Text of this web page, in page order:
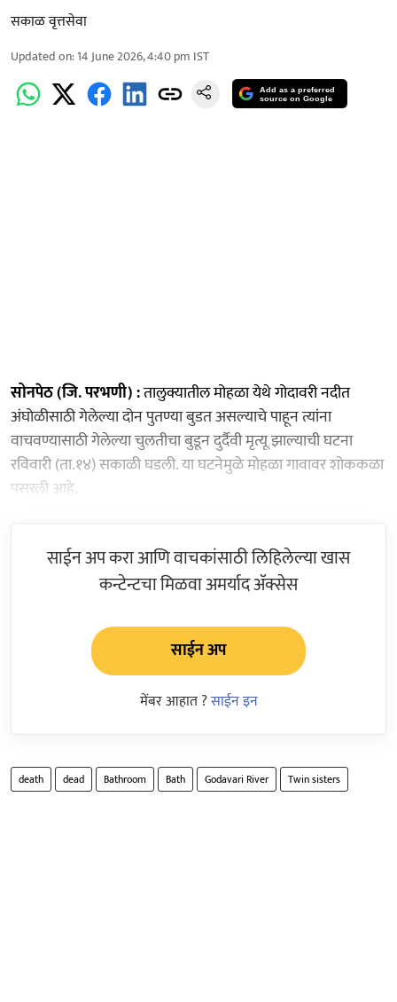
सकाळ वृत्तसेवा
Updated on:14 June 2026, 4:40 pm IST
Add as a preferred
source on Google
सोनपेठ (जि. परभणी) :तालुक्यातील मोहळा येथे गोदावरी नदीत
अंघोळीसाठी गेलेल्या दोन पुतण्या बुडत असल्याचे पाहून त्यांना
वाचवण्यासाठी गेलेल्या चुलतीचा बुडून दुर्दैवी मृत्यू झाल्याची घटना
रविवारी (ता.१४) सकाळी घडली. या घटनेमुळे मोहळा गावावर शोककळा
पसरली आहे.
साईन अप करा आणि वाचकांसाठी लिहिलेल्या खास
कन्टेन्टचा मिळवा अमर्याद ॲक्सेस
साईन अप
मेंबर आहात ?साईन इन
death dead Bathroom Bath Godavari River Twin sisters